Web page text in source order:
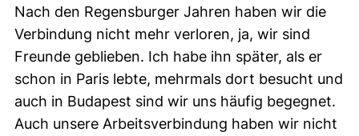
Nach den Regensburger Jahren haben wir die
Verbindung nicht mehr verloren, ja, wir sind
Freunde geblieben. Ich habe ihn später, als er
schon in Paris lebte, mehrmals dort besucht und
auch in Budapest sind wir uns häufig begegnet.
Auch unsere Arbeitsverbindung haben wir nicht